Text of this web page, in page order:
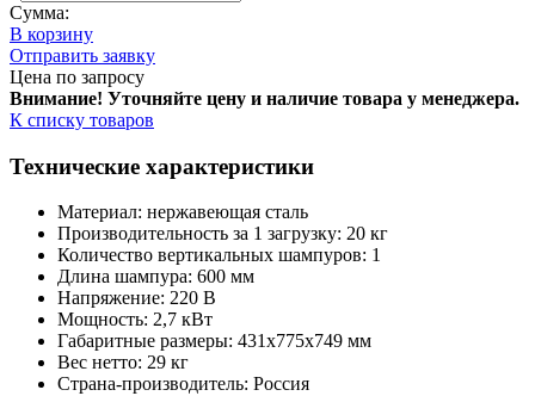
Сумма:
В корзину
Отправить заявку
Цена по запросу
Внимание! Уточняйте цену и наличие товара у менеджера.
К списку товаров
Технические характеристики
Материал: нержавеющая сталь
Производительность за 1 загрузку: 20 кг
Количество вертикальных шампуров: 1
Длина шампура: 600 мм
Напряжение: 220 В
Мощность: 2,7 кВт
Габаритные размеры: 431х775х749 мм
Вес нетто: 29 кг
Страна-производитель: Россия